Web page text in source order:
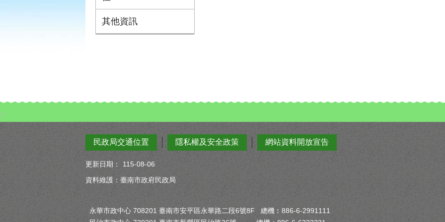
其他資訊
:::
民政局交通位置 隱私權及安全政策 網站資料開放宣告
更新日期：
115-08-06
資料維護：臺南市政府民政局
永華市政中心 708201 臺南市安平區永華路二段6號8F 總機︰886-6-2991111